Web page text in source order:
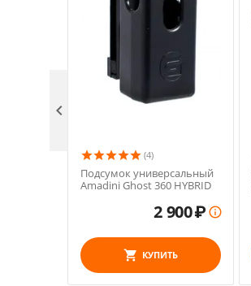
(4)
Подсумок универсальный
Amadini Ghost 360 HYBRID
2 900₽ 
КУПИТЬ
